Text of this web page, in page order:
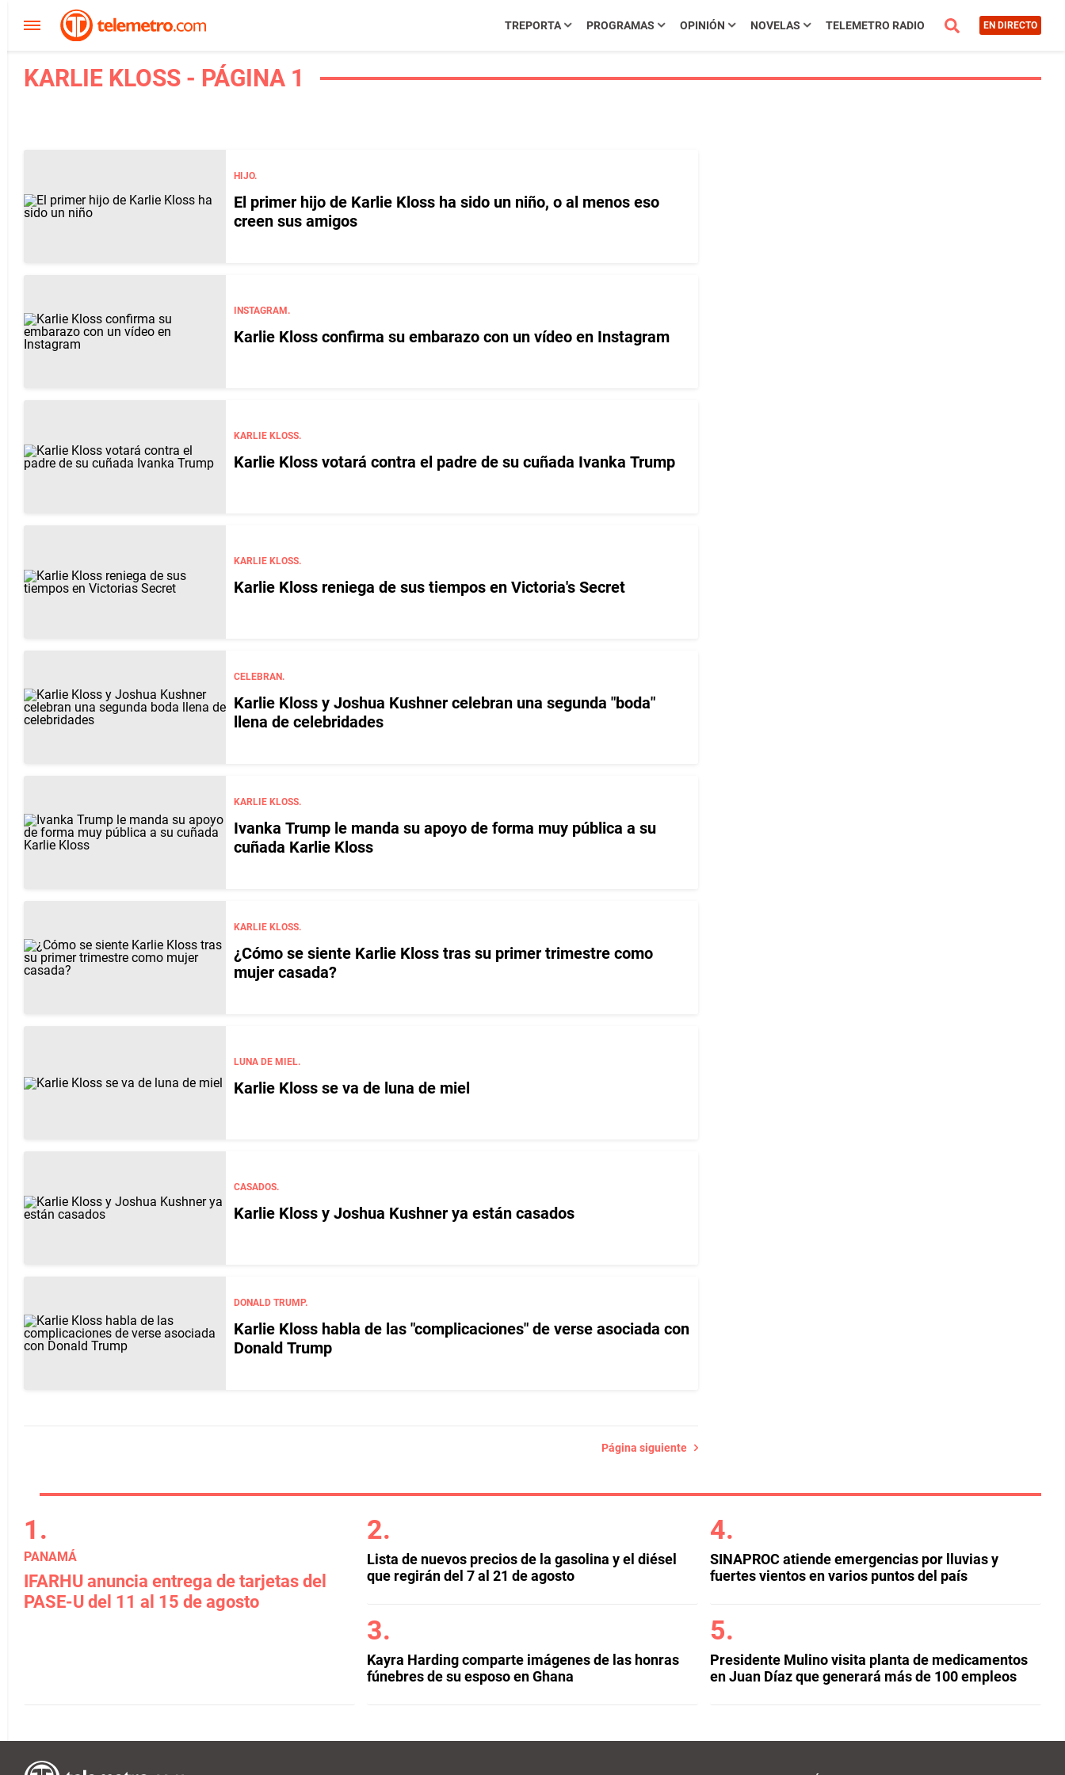
TREPORTA PROGRAMAS OPINIÓN NOVELAS TELEMETRO RADIO EN DIRECTO
KARLIE KLOSS - PÁGINA 1
HIJO.
El primer hijo de Karlie Kloss ha sido un niño, o al menos eso
creen sus amigos
INSTAGRAM.
Karlie Kloss confirma su embarazo con un vídeo en Instagram
KARLIE KLOSS.
Karlie Kloss votará contra el padre de su cuñada Ivanka Trump
KARLIE KLOSS.
Karlie Kloss reniega de sus tiempos en Victoria's Secret
CELEBRAN.
Karlie Kloss y Joshua Kushner celebran una segunda "boda"
llena de celebridades
KARLIE KLOSS.
Ivanka Trump le manda su apoyo de forma muy pública a su
cuñada Karlie Kloss
KARLIE KLOSS.
¿Cómo se siente Karlie Kloss tras su primer trimestre como
mujer casada?
LUNA DE MIEL.
Karlie Kloss se va de luna de miel
CASADOS.
Karlie Kloss y Joshua Kushner ya están casados
DONALD TRUMP.
Karlie Kloss habla de las "complicaciones" de verse asociada con
Donald Trump
Página siguiente
PANAMÁ
IFARHU anuncia entrega de tarjetas del
PASE-U del 11 al 15 de agosto
Lista de nuevos precios de la gasolina y el diésel
que regirán del 7 al 21 de agosto
Kayra Harding comparte imágenes de las honras
fúnebres de su esposo en Ghana
SINAPROC atiende emergencias por lluvias y
fuertes vientos en varios puntos del país
Presidente Mulino visita planta de medicamentos
en Juan Díaz que generará más de 100 empleos